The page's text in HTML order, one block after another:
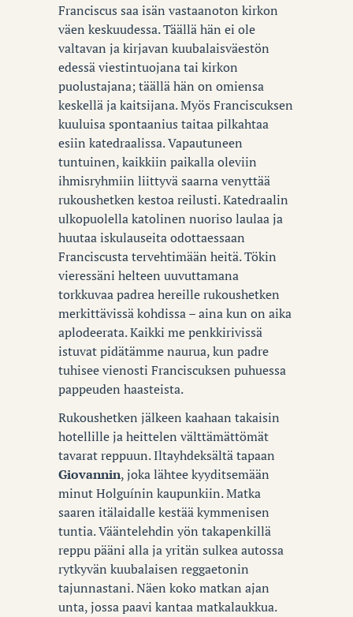
Franciscus saa isän vastaanoton kirkon
väen keskuudessa. Täällä hän ei ole
valtavan ja kirjavan kuubalaisväestön
edessä viestintuojana tai kirkon
puolustajana; täällä hän on omiensa
keskellä ja kaitsijana. Myös Franciscuksen
kuuluisa spontaanius taitaa pilkahtaa
esiin katedraalissa. Vapautuneen
tuntuinen, kaikkiin paikalla oleviin
ihmisryhmiin liittyvä saarna venyttää
rukoushetken kestoa reilusti. Katedraalin
ulkopuolella katolinen nuoriso laulaa ja
huutaa iskulauseita odottaessaan
Franciscusta tervehtimään heitä. Tökin
vieressäni helteen uuvuttamana
torkkuvaa padrea hereille rukoushetken
merkittävissä kohdissa – aina kun on aika
aplodeerata. Kaikki me penkkirivissä
istuvat pidätämme naurua, kun padre
tuhisee vienosti Franciscuksen puhuessa
pappeuden haasteista.
Rukoushetken jälkeen kaahaan takaisin
hotellille ja heittelen välttämättömät
tavarat reppuun. Iltayhdeksältä tapaan
Giovannin, joka lähtee kyyditsemään
minut Holguínin kaupunkiin. Matka
saaren itälaidalle kestää kymmenisen
tuntia. Vääntelehdin yön takapenkillä
reppu pääni alla ja yritän sulkea autossa
rytkyvän kuubalaisen reggaetonin
tajunnastani. Näen koko matkan ajan
unta, jossa paavi kantaa matkalaukkua.